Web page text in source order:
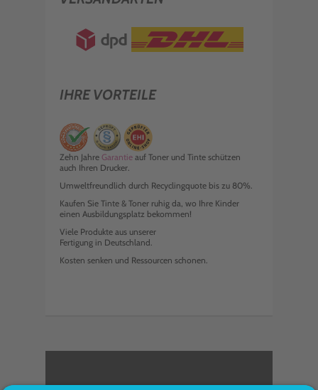
IHRE VORTEILE
Zehn Jahre Garantie auf Toner und Tinte schützen
auch Ihren Drucker.
Umweltfreundlich durch Recyclingquote bis zu 80%.
Kaufen Sie Tinte & Toner ruhig da, wo Ihre Kinder
einen Ausbildungsplatz bekommen!
Viele Produkte aus unserer
Fertigung in Deutschland.
Kosten senken und Ressourcen schonen.
<